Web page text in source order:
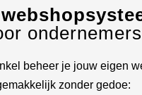
ondernemers
beheer je jouw eigen
zonder gedoe: